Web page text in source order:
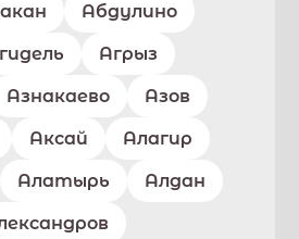
Абдулино
Агрыз
Азнакаево Азов
Аксай Алагир
Алатырь Алдан